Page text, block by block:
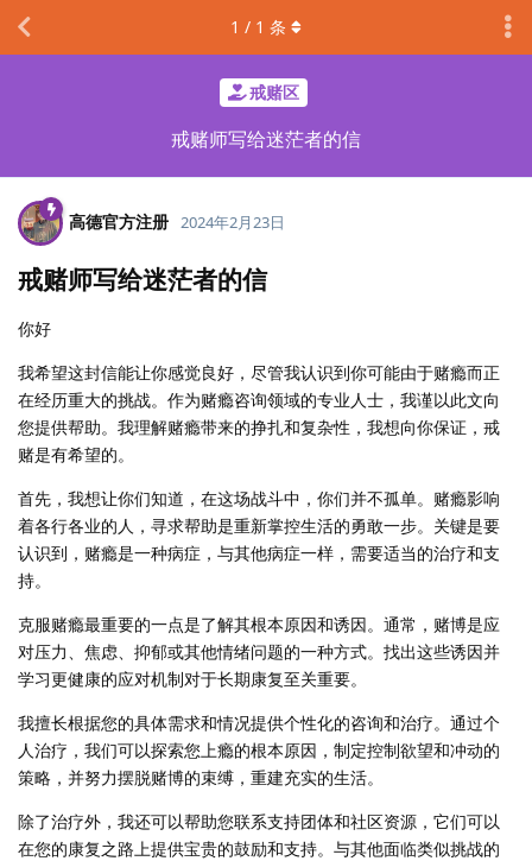
戒赌区
戒赌师写给迷茫者的信
1 / 1 条
高德官方注册 2024年2月23日
戒赌师写给迷茫者的信
你好
我希望这封信能让你感觉良好，尽管我认识到你可能由于赌瘾而正
在经历重大的挑战。作为赌瘾咨询领域的专业人士，我谨以此文向
您提供帮助。我理解赌瘾带来的挣扎和复杂性，我想向你保证，戒
赌是有希望的。
首先，我想让你们知道，在这场战斗中，你们并不孤单。赌瘾影响
着各行各业的人，寻求帮助是重新掌控生活的勇敢一步。关键是要
认识到，赌瘾是一种病症，与其他病症一样，需要适当的治疗和支
持。
克服赌瘾最重要的一点是了解其根本原因和诱因。通常，赌博是应
对压力、焦虑、抑郁或其他情绪问题的一种方式。找出这些诱因并
学习更健康的应对机制对于长期康复至关重要。
我擅长根据您的具体需求和情况提供个性化的咨询和治疗。通过个
人治疗，我们可以探索您上瘾的根本原因，制定控制欲望和冲动的
策略，并努力摆脱赌博的束缚，重建充实的生活。
除了治疗外，我还可以帮助您联系支持团体和社区资源，它们可以
在您的康复之路上提供宝贵的鼓励和支持。与其他面临类似挑战的